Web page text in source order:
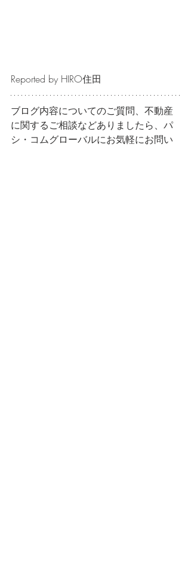
Reported by HIRO住田
ブログ内容についてのご質問、不動産
に関するご相談などありましたら、パ
シ・コムグローバルにお気軽にお問い